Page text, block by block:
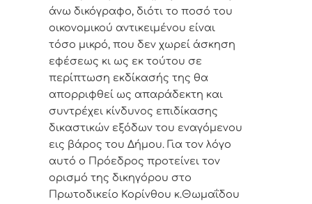
άνω δικόγραφο, διότι το ποσό του
οικονομικού αντικειμένου είναι
τόσο μικρό, που δεν χωρεί άσκηση
εφέσεως κι ως εκ τούτου σε
περίπτωση εκδίκασής της θα
απορριφθεί ως απαράδεκτη και
συντρέχει κίνδυνος επιδίκασης
δικαστικών εξόδων του εναγόμενου
εις βάρος του Δήμου. Για τον λόγο
αυτό ο Πρόεδρος προτείνει τον
ορισμό της δικηγόρου στο
Πρωτοδικείο Κορίνθου κ.Θωμαΐδου